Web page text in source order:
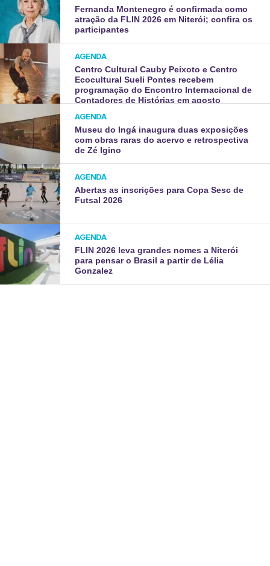
Fernanda Montenegro é confirmada como
atração da FLIN 2026 em Niterói; confira os
participantes
AGENDA
Centro Cultural Cauby Peixoto e Centro
Ecocultural Sueli Pontes recebem
programação do Encontro Internacional de
Contadores de Histórias em agosto
AGENDA
Museu do Ingá inaugura duas exposições
com obras raras do acervo e retrospectiva
de Zé Igino
AGENDA
Abertas as inscrições para Copa Sesc de
Futsal 2026
AGENDA
FLIN 2026 leva grandes nomes a Niterói
para pensar o Brasil a partir de Lélia
Gonzalez